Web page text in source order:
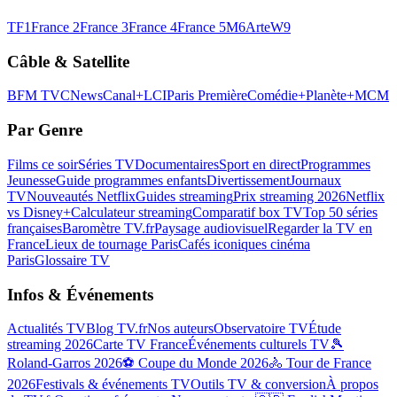
TF1France 2France 3France 4France 5M6ArteW9
Câble & Satellite
BFM TVCNewsCanal+LCIParis PremièreComédie+Planète+MCM
Par Genre
Films ce soirSéries TVDocumentairesSport en directProgrammes
JeunesseGuide programmes enfantsDivertissementJournaux
TVNouveautés NetflixGuides streamingPrix streaming 2026Netflix
vs Disney+Calculateur streamingComparatif box TVTop 50 séries
françaisesBaromètre TV.frPaysage audiovisuelRegarder la TV en
FranceLieux de tournage ParisCafés iconiques cinéma
ParisGlossaire TV
Infos & Événements
Actualités TVBlog TV.frNos auteursObservatoire TVÉtude
streaming 2026Carte TV FranceÉvénements culturels TV🎾
Roland-Garros 2026⚽ Coupe du Monde 2026🚴 Tour de France
2026Festivals & événements TVOutils TV & conversionÀ propos